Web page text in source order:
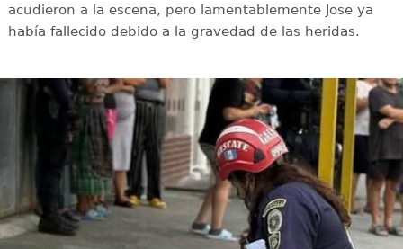
acudieron a la escena, pero lamentablemente Jose ya
había fallecido debido a la gravedad de las heridas.